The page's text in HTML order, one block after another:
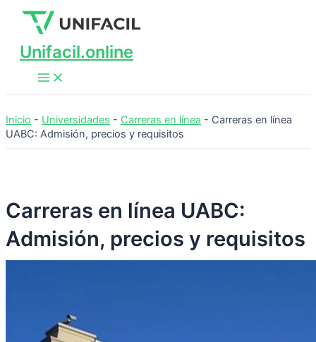
Unifacil.online
Menu
Inicio - Universidades - Carreras en línea - Carreras en línea
UABC: Admisión, precios y requisitos
Carreras en línea UABC:
Admisión, precios y requisitos